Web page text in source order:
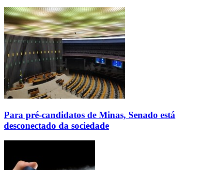
Para pré-candidatos de Minas, Senado está
desconectado da sociedade